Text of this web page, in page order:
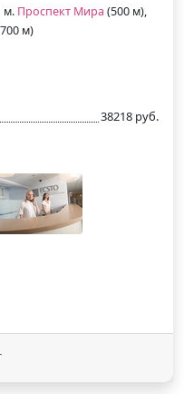
м. Проспект Мира (500 м),
м)
38218 руб.